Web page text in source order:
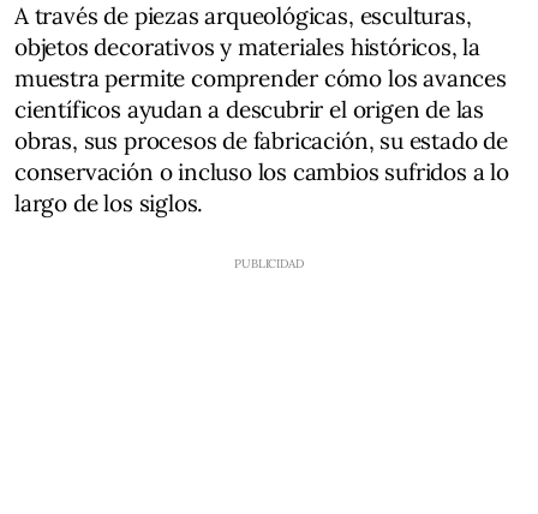
A través de piezas arqueológicas, esculturas,
objetos decorativos y materiales históricos, la
muestra permite comprender cómo los avances
científicos ayudan a descubrir el origen de las
obras, sus procesos de fabricación, su estado de
conservación o incluso los cambios sufridos a lo
largo de los siglos.